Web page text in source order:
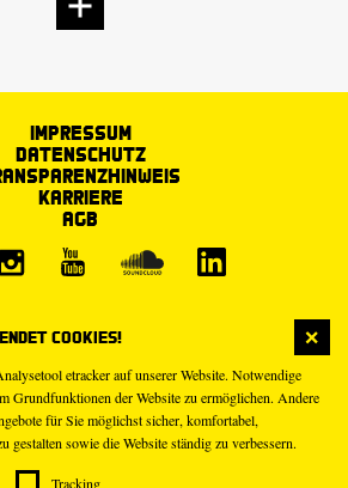
Cookies!
etracker auf unserer Website. Notwendige
Grundfunktionen der Website zu ermöglichen. Andere
für Sie möglichst sicher, komfortabel,
gestalten sowie die Website ständig zu verbessern.
Tracking
Impressum
Datenschutz
Karriere
AGB